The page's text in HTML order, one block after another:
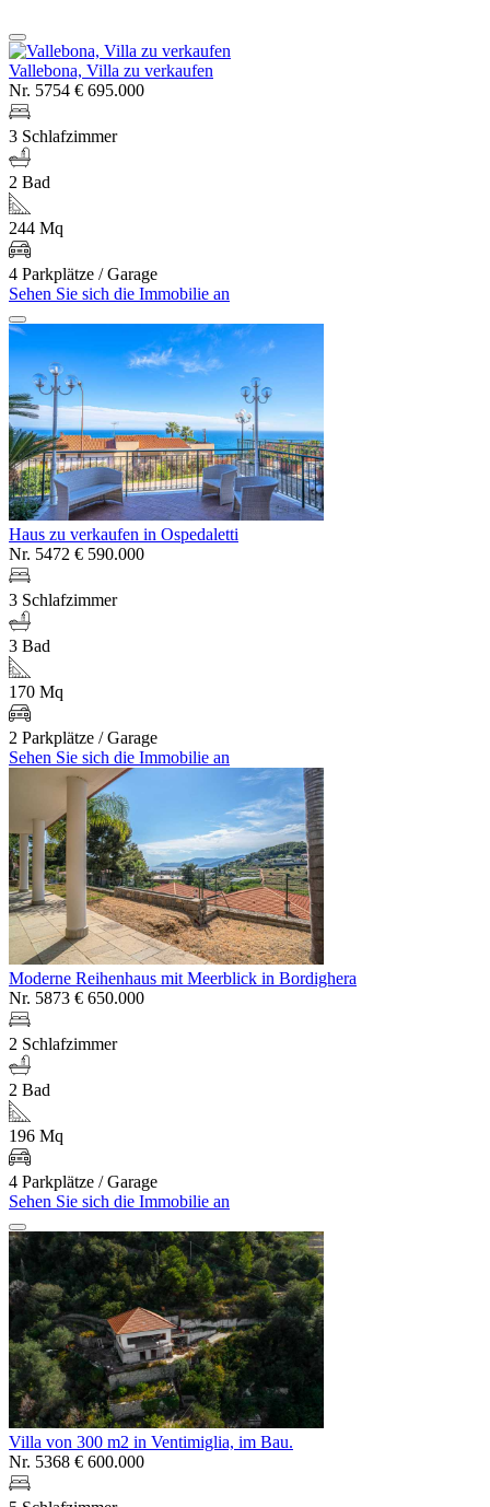
Vallebona, Villa zu verkaufen
Nr. 5754 € 695.000
3 Schlafzimmer
2 Bad
244 Mq
4 Parkplätze / Garage
Sehen Sie sich die Immobilie an
Haus zu verkaufen in Ospedaletti
Nr. 5472 € 590.000
3 Schlafzimmer
3 Bad
170 Mq
2 Parkplätze / Garage
Sehen Sie sich die Immobilie an
Moderne Reihenhaus mit Meerblick in Bordighera
Nr. 5873 € 650.000
2 Schlafzimmer
2 Bad
196 Mq
4 Parkplätze / Garage
Sehen Sie sich die Immobilie an
Villa von 300 m2 in Ventimiglia, im Bau.
Nr. 5368 € 600.000